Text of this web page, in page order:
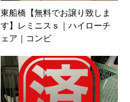
東船橋【無料でお譲り致しま
す】レミニスｓ｜ハイローチ
ェア｜コンビ